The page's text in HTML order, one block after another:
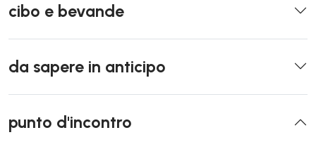
cibo e bevande
da sapere in anticipo
punto d'incontro